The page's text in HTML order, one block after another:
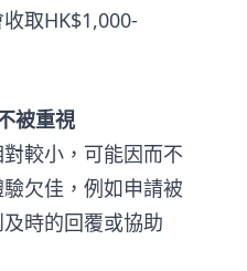
取HK$1,000-
被重視
較小，可能因而不
欠佳，例如申請被
時的回覆或協助